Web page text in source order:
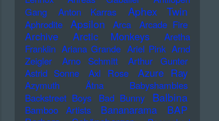
Gang
Anton Karras Aphex Twin
Aphrodite Apsilon Arca Arcade Fire
Archive Arctic Monkeys
Aretha
Franklin Ariana Grande Ariel Pink Arnd
Zeigler
Arno Schmitt
Arthur Gunter
Astrid Sonne
Axl Rose Azure Ray
Azymuth Ätna
Babyshambles
Backstreet Boys
Bad Bunny Balbina
Bamboo Artists Bananarama
BAP